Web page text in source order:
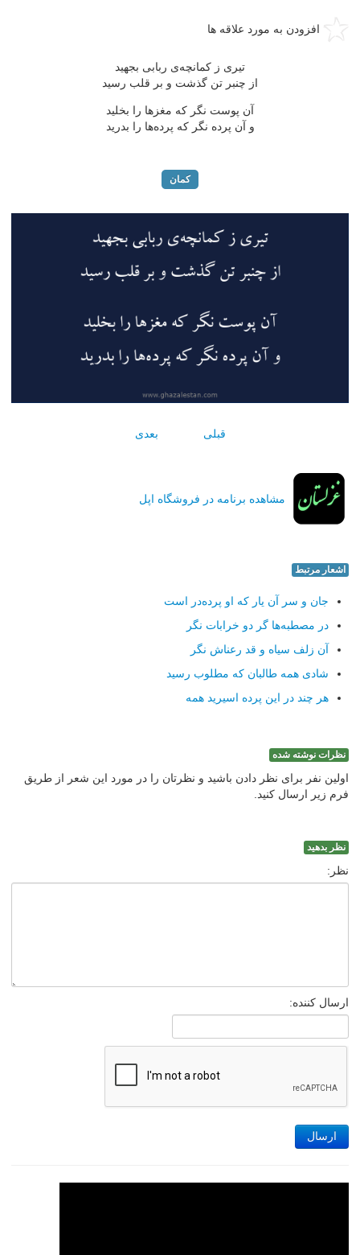
افزودن به مورد علاقه ها
تیری ز کمانچه‌ی ربابی بجهید
از چنبر تن گذشت و بر قلب رسید
آن پوست نگر که مغزها را بخلید
و آن پرده نگر که پرده‌ها را بدرید
کمان
قبلی بعدی
مشاهده برنامه در فروشگاه اپل
اشعار مرتبط
جان و سر آن یار که او پرده‌در است
در مصطبه‌ها گر دو خرابات نگر
آن زلف سیاه و قد رعناش نگر
شادی همه طالبان که مطلوب رسید
هر چند در این پرده اسیرید همه
نظرات نوشته شده
اولین نفر برای نظر دادن باشید و نظرتان را در مورد این شعر از طریق
فرم زیر ارسال کنید.
نظر بدهید
نظر:
ارسال کننده:
ارسال